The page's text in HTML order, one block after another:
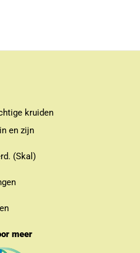
kruiden
en zijn
(Skal)
meer